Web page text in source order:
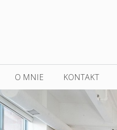
O MNIE KONTAKT